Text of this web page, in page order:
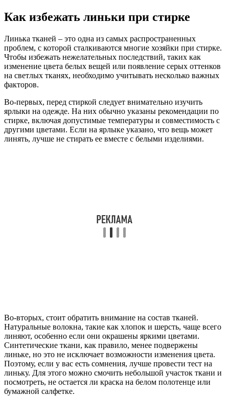
Как избежать линьки при стирке
Линька тканей – это одна из самых распространенных
проблем, с которой сталкиваются многие хозяйки при стирке.
Чтобы избежать нежелательных последствий, таких как
изменение цвета белых вещей или появление серых оттенков
на светлых тканях, необходимо учитывать несколько важных
факторов.
Во-первых, перед стиркой следует внимательно изучить
ярлыки на одежде. На них обычно указаны рекомендации по
стирке, включая допустимые температуры и совместимость с
другими цветами. Если на ярлыке указано, что вещь может
линять, лучше не стирать ее вместе с белыми изделиями.
Во-вторых, стоит обратить внимание на состав тканей.
Натуральные волокна, такие как хлопок и шерсть, чаще всего
линяют, особенно если они окрашены яркими цветами.
Синтетические ткани, как правило, менее подвержены
линьке, но это не исключает возможности изменения цвета.
Поэтому, если у вас есть сомнения, лучше провести тест на
линьку. Для этого можно смочить небольшой участок ткани и
посмотреть, не остается ли краска на белом полотенце или
бумажной салфетке.